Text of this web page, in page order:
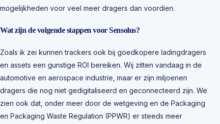
mogelijkheden voor veel meer dragers dan voordien.
Wat zijn de volgende stappen voor Sensolus?
Zoals ik zei kunnen trackers ook bij goedkopere ladingdragers
en assets een gunstige ROI bereiken. Wij zitten vandaag in de
automotive en aerospace industrie, maar er zijn miljoenen
dragers die nog niet gedigitaliseerd en geconnecteerd zijn. We
zien ook dat, onder meer door de wetgeving en de Packaging
en Packaging Waste Regulation (PPWR) er steeds meer